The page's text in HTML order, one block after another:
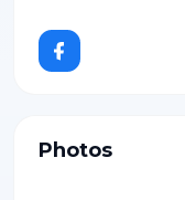
Photos